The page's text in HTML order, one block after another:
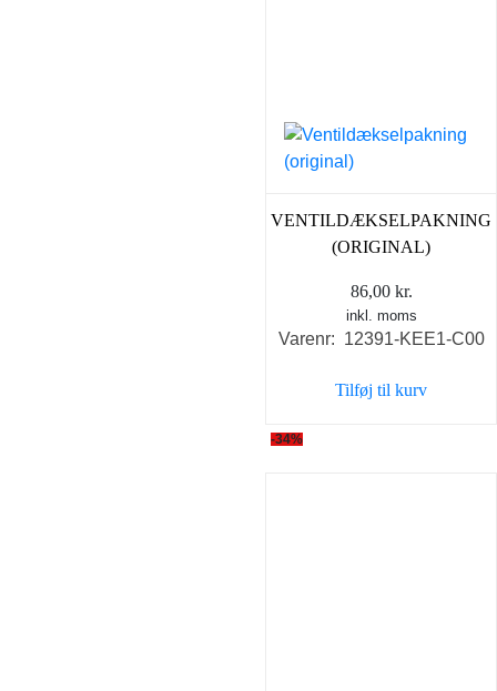
VENTILDÆKSELPAKNING
(ORIGINAL)
86,00 kr.
inkl. moms
Varenr: 12391-KEE1-C00
Tilføj til kurv
-34%